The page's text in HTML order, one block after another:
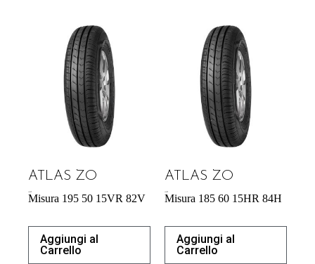
ATLAS ZO
Misura 195 50 15VR 82V
Aggiungi al
Carrello
ATLAS ZO
Misura 185 60 15HR 84H
Aggiungi al
Carrello